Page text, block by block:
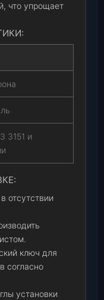
что упрощает
3151 и
отсутствии
ключ для
согласно
установки